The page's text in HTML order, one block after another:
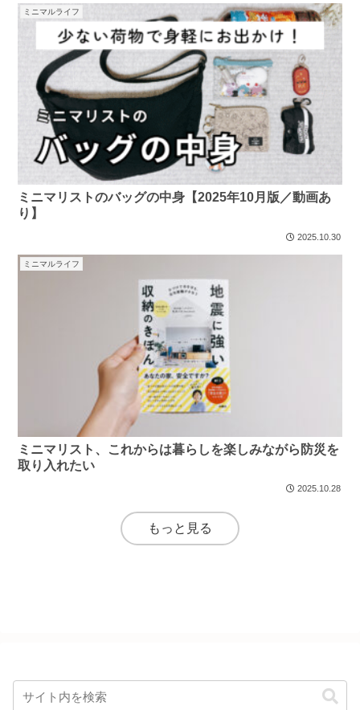
ミニマルライフ
ミニマリストのバッグの中身【2025年10月版／動画あ
り】
2025.10.30
ミニマルライフ
ミニマリスト、これからは暮らしを楽しみながら防災を
取り入れたい
2025.10.28
もっと見る